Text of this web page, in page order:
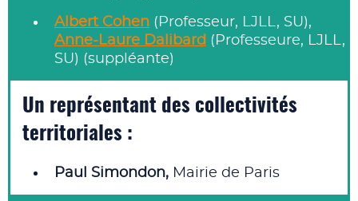
Albert Cohen (Professeur, LJLL, SU),
Anne-Laure Dalibard (Professeure, LJLL,
SU) (suppléante)
Un représentant des collectivités
territoriales :
Paul Simondon, Mairie de Paris